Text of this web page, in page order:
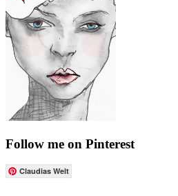
Follow me on Pinterest
Claudias Welt